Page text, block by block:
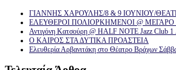
ΓΙΑΝΝΗΣ ΧΑΡΟΥΛΗΣ/8 & 9 ΙΟΥΝΙΟΥ/
ΕΛΕΥΘΕΡΟΙ ΠΟΛΙΟΡΚΗΜΕΝΟΙ @
Αντιγόνη Κατσούρη @ HALF NOTE Jazz Club 1
Ο ΚΑΙΡΟΣ ΣΤΑ ΔΥΤΙΚΑ ΠΡΟΑΣΤΕΙΑ
Ελευθερία Αρβανιτάκη στο Θέατρο Βράχων